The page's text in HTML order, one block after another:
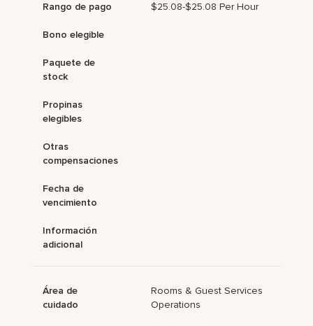
Rango de pago $25.08-$25.08 Per Hour
Bono elegible
Paquete de
stock
Propinas
elegibles
Otras
compensaciones
Fecha de
vencimiento
Información
adicional
Área de
cuidado
Rooms & Guest Services
Operations